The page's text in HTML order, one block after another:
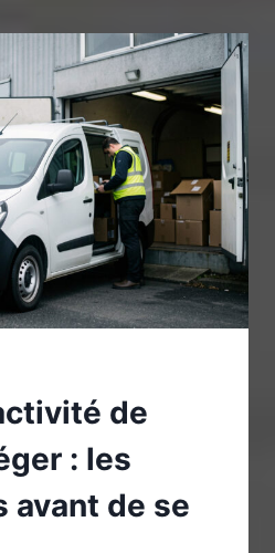
de
: les
avant de se